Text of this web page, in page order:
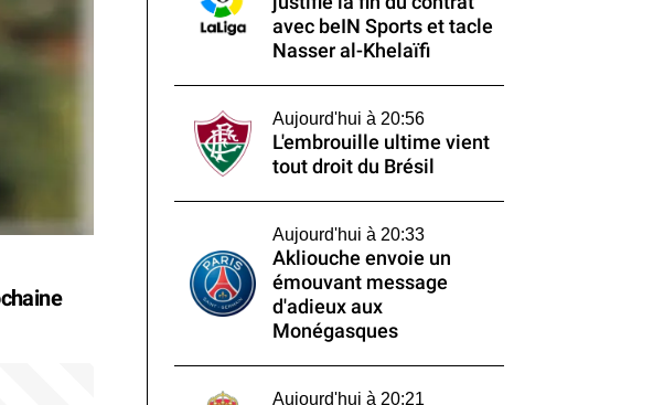
avec beIN Sports et tacle
Nasser al-Khelaïfi
Aujourd'hui à 20:56
L'embrouille ultime vient
tout droit du Brésil
Aujourd'hui à 20:33
Akliouche envoie un
émouvant message
d'adieux aux
Monégasques
Aujourd'hui à 20:21